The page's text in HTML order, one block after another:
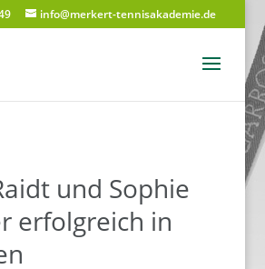
info@merkert-tennisakademie.de
und Sophie
erfolgreich in